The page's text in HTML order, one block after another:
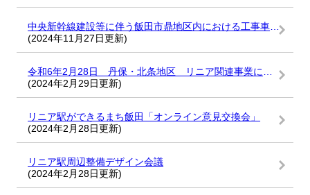
中央新幹線建設等に伴う飯田市鼎地区内における工事車両の通行等に関する確認書
(2024年11月27日更新)
令和6年2月28日 丹保・北条地区 リニア関連事業に関する丹保・北条地区説明会
(2024年2月29日更新)
リニア駅ができるまち飯田「オンライン意見交換会」
(2024年2月28日更新)
リニア駅周辺整備デザイン会議
(2024年2月28日更新)